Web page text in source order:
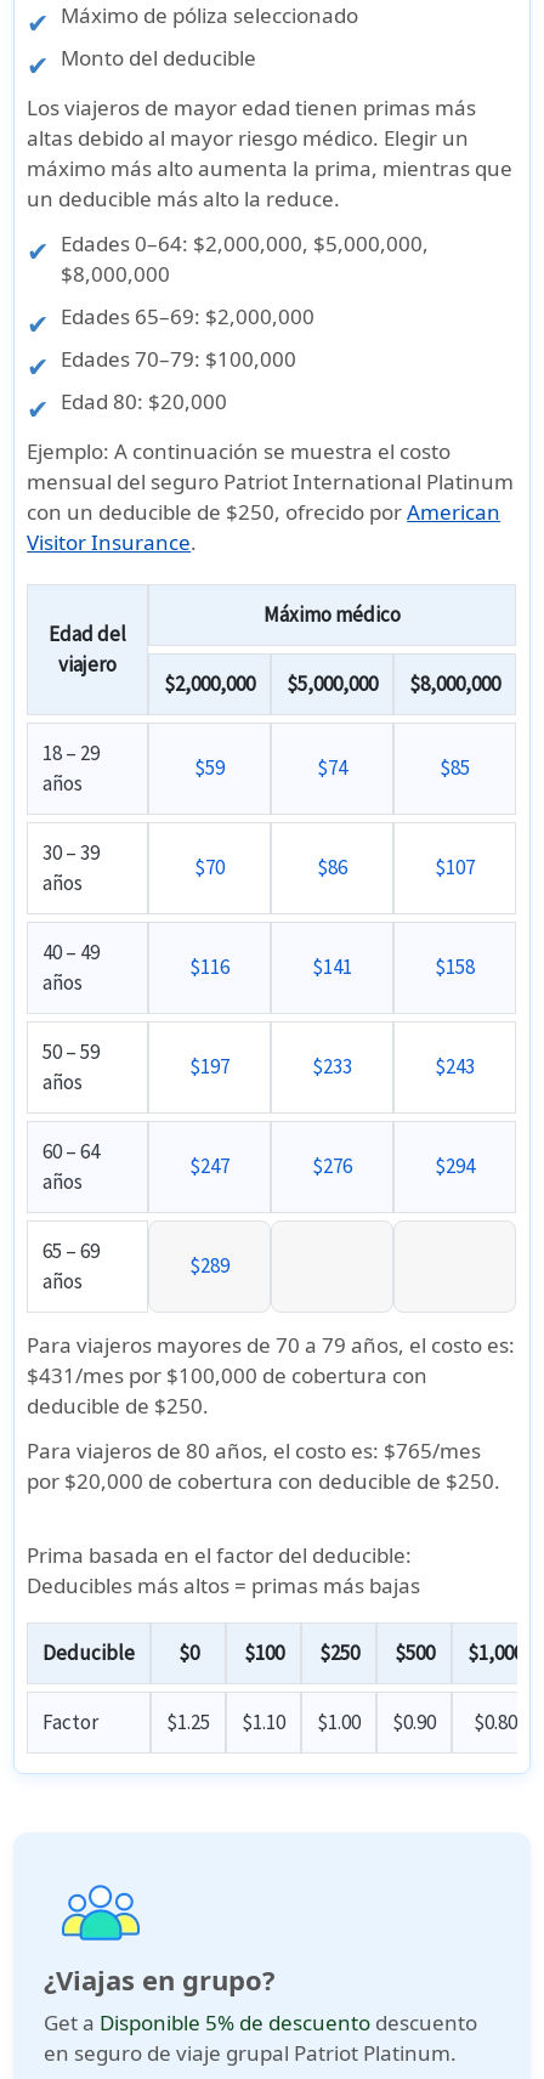
Máximo de póliza seleccionado
Monto del deducible
Los viajeros de mayor edad tienen primas más
altas debido al mayor riesgo médico. Elegir un
máximo más alto aumenta la prima, mientras que
un deducible más alto la reduce.
Edades 0–64: $2,000,000, $5,000,000,
$8,000,000
Edades 65–69: $2,000,000
Edades 70–79: $100,000
Edad 80: $20,000
Ejemplo: A continuación se muestra el costo
mensual del seguro Patriot International Platinum
con un deducible de $250, ofrecido porAmerican
Visitor Insurance.
Edad del
viajero
Máximo médico
$2,000,000 $5,000,000 $8,000,000
18 – 29
años
$59 $74 $85
30 – 39
años
$70 $86 $107
40 – 49
años
$116 $141 $158
50 – 59
años
$197 $233 $243
60 – 64
años
$247 $276 $294
65 – 69
años
$289
Para viajeros mayores de 70 a 79 años, el costo es:
$431/mes por $100,000 de cobertura con
deducible de $250.
Para viajeros de 80 años, el costo es: $765/mes
por $20,000 de cobertura con deducible de $250.
Prima basada en el factor del deducible:
Deducibles más altos = primas más bajas
Deducible $0 $100 $250 $500 $1,000
Factor $1.25 $1.10 $1.00 $0.90 $0.80
¿Viajas en grupo?
Get a Disponible 5% de descuento descuento
en seguro de viaje grupal Patriot Platinum.